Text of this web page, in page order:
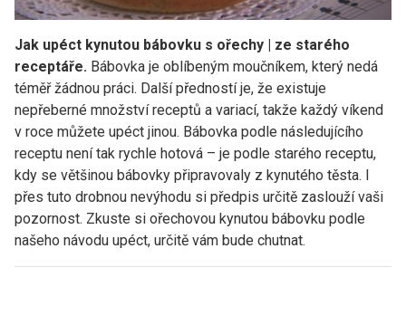
Jak upéct kynutou bábovku s ořechy | ze starého
receptáře. Bábovka je oblíbeným moučníkem, který nedá
téměř žádnou práci. Další předností je, že existuje
nepřeberné množství receptů a variací, takže každý víkend
v roce můžete upéct jinou. Bábovka podle následujícího
receptu není tak rychle hotová – je podle starého receptu,
kdy se většinou bábovky připravovaly z kynutého těsta. I
přes tuto drobnou nevýhodu si předpis určitě zaslouží vaši
pozornost. Zkuste si ořechovou kynutou bábovku podle
našeho návodu upéct, určitě vám bude chutnat.